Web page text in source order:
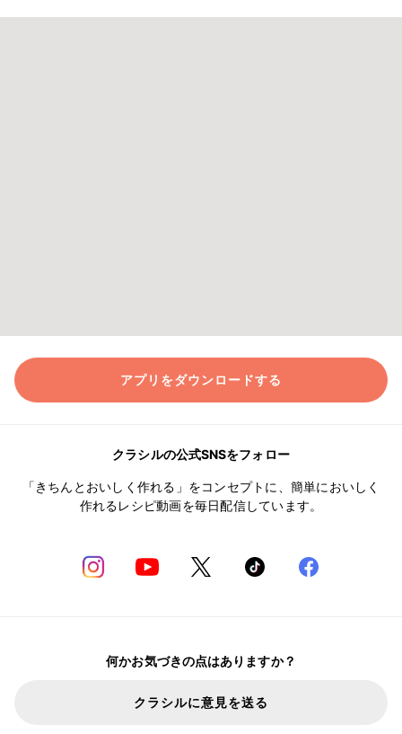
アプリをダウンロードする
クラシルの公式SNSをフォロー
「きちんとおいしく作れる」をコンセプトに、簡単においしく
作れるレシピ動画を毎日配信しています。
何かお気づきの点はありますか？
クラシルに意見を送る